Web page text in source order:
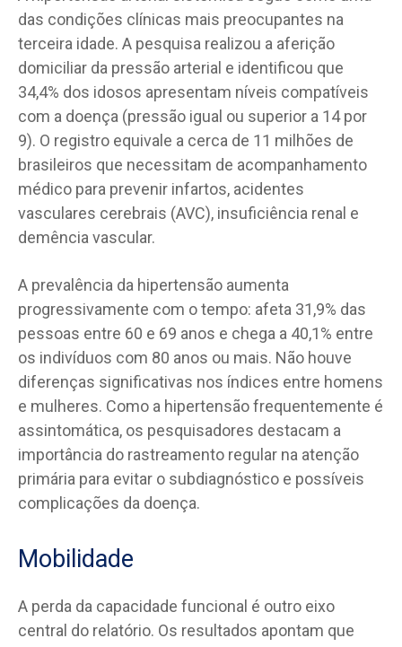
das condições clínicas mais preocupantes na
terceira idade. A pesquisa realizou a aferição
domiciliar da pressão arterial e identificou que
34,4% dos idosos apresentam níveis compatíveis
com a doença (pressão igual ou superior a 14 por
9). O registro equivale a cerca de 11 milhões de
brasileiros que necessitam de acompanhamento
médico para prevenir infartos, acidentes
vasculares cerebrais (AVC), insuficiência renal e
demência vascular.
A prevalência da hipertensão aumenta
progressivamente com o tempo: afeta 31,9% das
pessoas entre 60 e 69 anos e chega a 40,1% entre
os indivíduos com 80 anos ou mais. Não houve
diferenças significativas nos índices entre homens
e mulheres. Como a hipertensão frequentemente é
assintomática, os pesquisadores destacam a
importância do rastreamento regular na atenção
primária para evitar o subdiagnóstico e possíveis
complicações da doença.
Mobilidade
A perda da capacidade funcional é outro eixo
central do relatório. Os resultados apontam que